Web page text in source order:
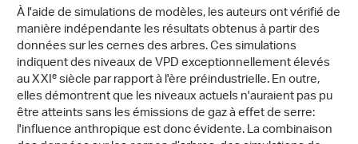
À l'aide de simulations de modèles, les auteurs ont vérifié de
manière indépendante les résultats obtenus à partir des
données sur les cernes des arbres. Ces simulations
indiquent des niveaux de VPD exceptionnellement élevés
au XXIesiècle par rapport à l'ère préindustrielle. En outre,
elles démontrent que les niveaux actuels n'auraient pas pu
être atteints sans les émissions de gaz à effet de serre:
l'influence anthropique est donc évidente. La combinaison